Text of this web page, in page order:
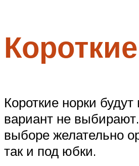
Короткие норки
вариант не
выборе желательно
так и под юбки.